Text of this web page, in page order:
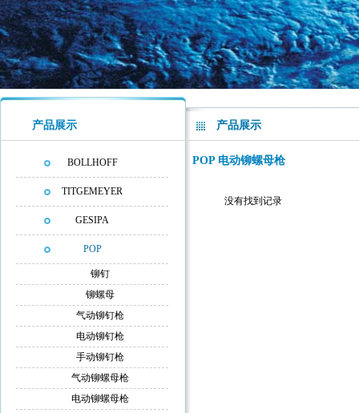
产品展示
BOLLHOFF
TITGEMEYER
GESIPA
POP
铆钉
铆螺母
气动铆钉枪
电动铆钉枪
手动铆钉枪
气动铆螺母枪
电动铆螺母枪
产品展示
POP 电动铆螺母枪
没有找到记录